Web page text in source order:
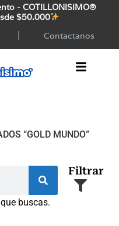
- COTILLONISIMO®
$50.000
Contactanos
“GOLD MUNDO”
Filtrar
buscas.